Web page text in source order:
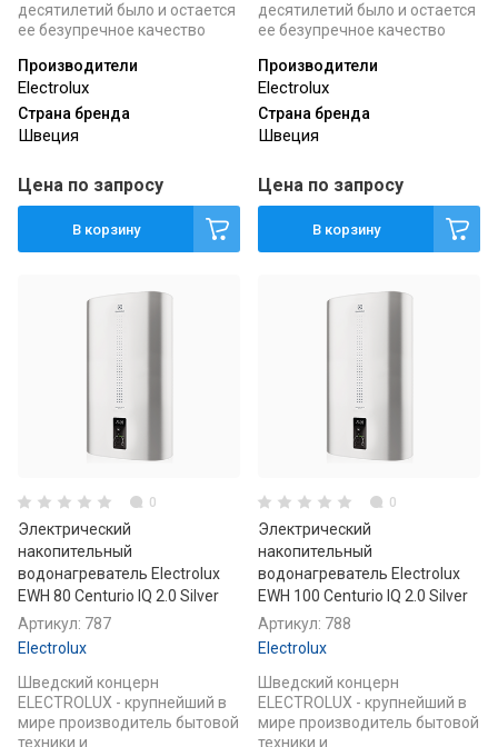
десятилетий было и остается
ее безупречное качество
Производители
Electrolux
Страна бренда
Швеция
Цена по запросу
В корзину
десятилетий было и остается
ее безупречное качество
Производители
Electrolux
Страна бренда
Швеция
Цена по запросу
В корзину
0
Электрический
накопительный
водонагреватель Electrolux
EWH 80 Centurio IQ 2.0 Silver
Артикул: 787
Electrolux
Шведский концерн
ELECTROLUX - крупнейший в
мире производитель бытовой
техники и
0
Электрический
накопительный
водонагреватель Electrolux
EWH 100 Centurio IQ 2.0 Silver
Артикул: 788
Electrolux
Шведский концерн
ELECTROLUX - крупнейший в
мире производитель бытовой
техники и